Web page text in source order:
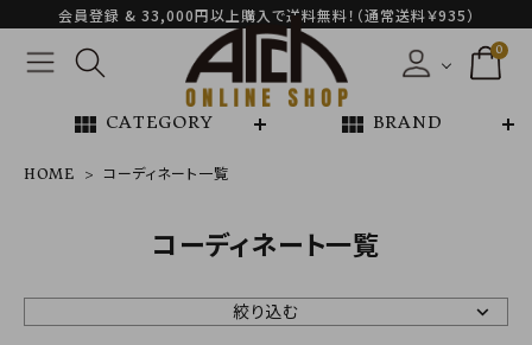
会員登録 & 33,000円以上購入で送料無料！（通常送料￥935）
0
view_module CATEGORY view_module BRAND
NEW ARRIVAL
ARCH EXCLUSIVE
HOME コーディネート一覧
コーディネート一覧
絞り込む